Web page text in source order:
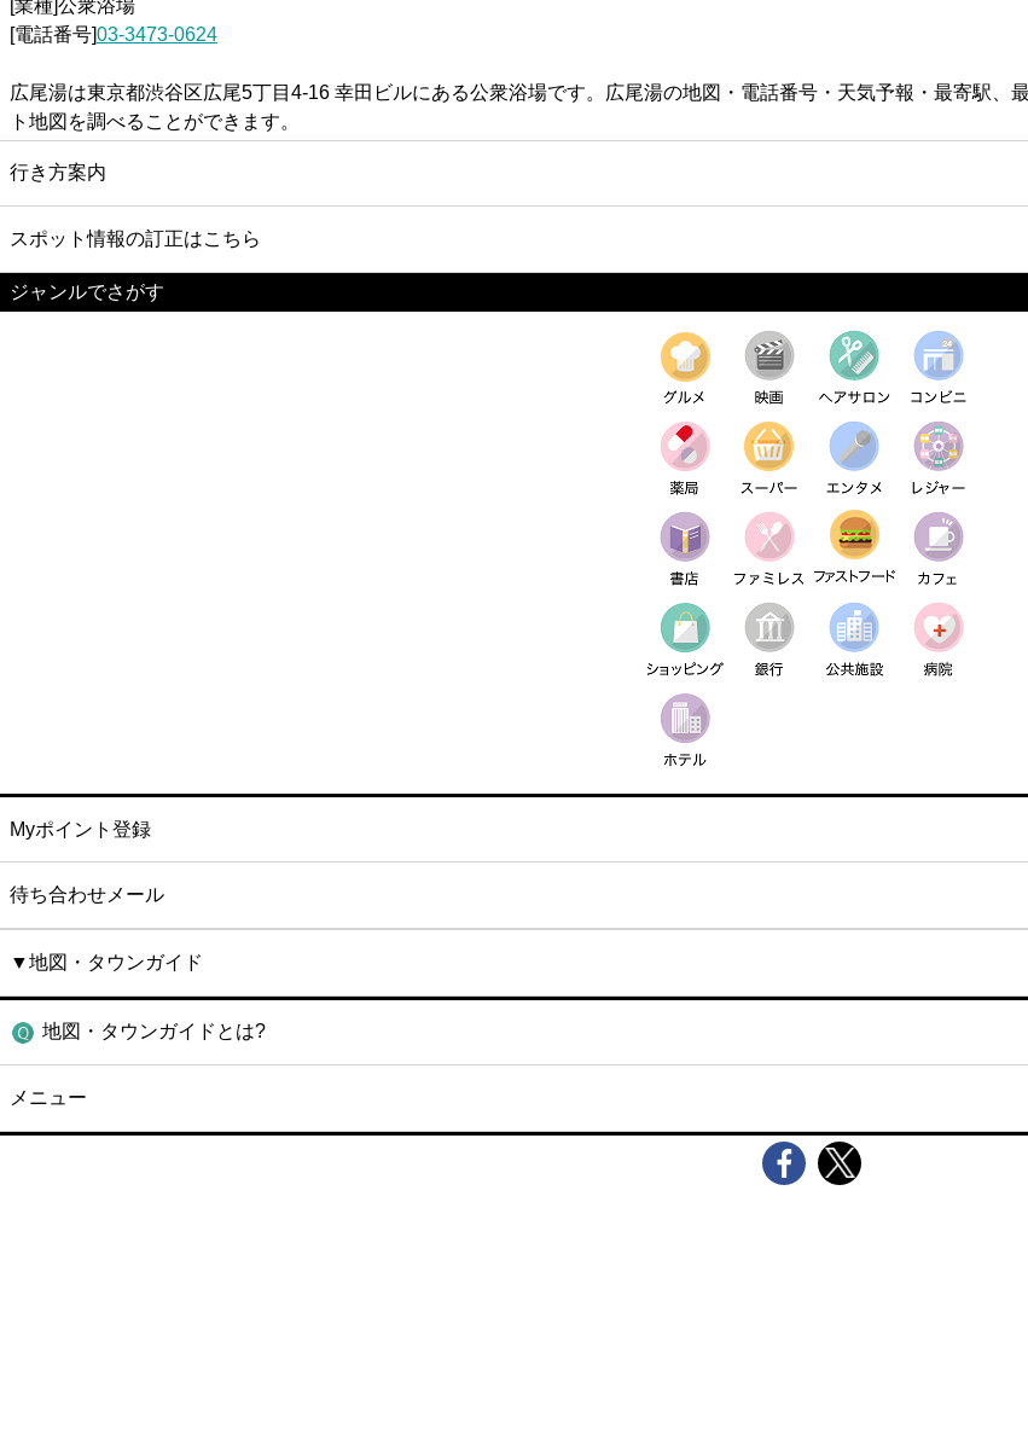
[業種]公衆浴場
[電話番号]03-3473-0624
広尾湯は東京都渋谷区広尾5丁目4-16 幸田ビルにある公衆浴場です。広尾湯の地図・電話番号・天気予報・最寄駅
ト地図を調べることができます。
行き方案内
スポット情報の訂正はこちら
ジャンルでさがす
Myポイント登録
待ち合わせメール
▼地図・タウンガイド
地図・タウンガイドとは?
メニュー